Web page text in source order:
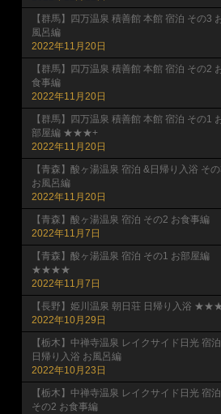
【群馬】四万温泉 積善館 本館 宿泊 その3
風呂編
2022年11月20日
【群馬】四万温泉 積善館 本館 宿泊 その2
食事編
2022年11月20日
【群馬】四万温泉 積善館 本館 宿泊 その1
部屋編 ★★★+
2022年11月20日
【青森】酸ヶ湯温泉 宿泊 &日帰り入浴 そ
お風呂編
2022年11月20日
【青森】酸ヶ湯温泉 宿泊 その2 お食事編
2022年11月7日
【青森】酸ヶ湯温泉 宿泊 その1 お部屋編
★★★★
2022年11月7日
【長野】姫川温泉 朝日荘 日帰り入浴
2022年10月29日
【栃木】中禅寺温泉 レイクサイド日光 宿
日帰り入浴 お風呂編
2022年10月23日
【栃木】中禅寺温泉 レイクサイド日光 宿泊
その2 お食事編